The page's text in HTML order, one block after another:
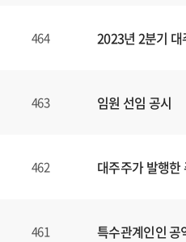
464 2023년 2분기
463 임원 선임 공시
462 대주주가 발행한
461 특수관계인인 공